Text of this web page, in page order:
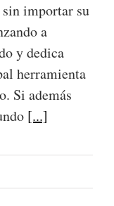
importar su
a
y dedica
herramienta
Si además
[...]